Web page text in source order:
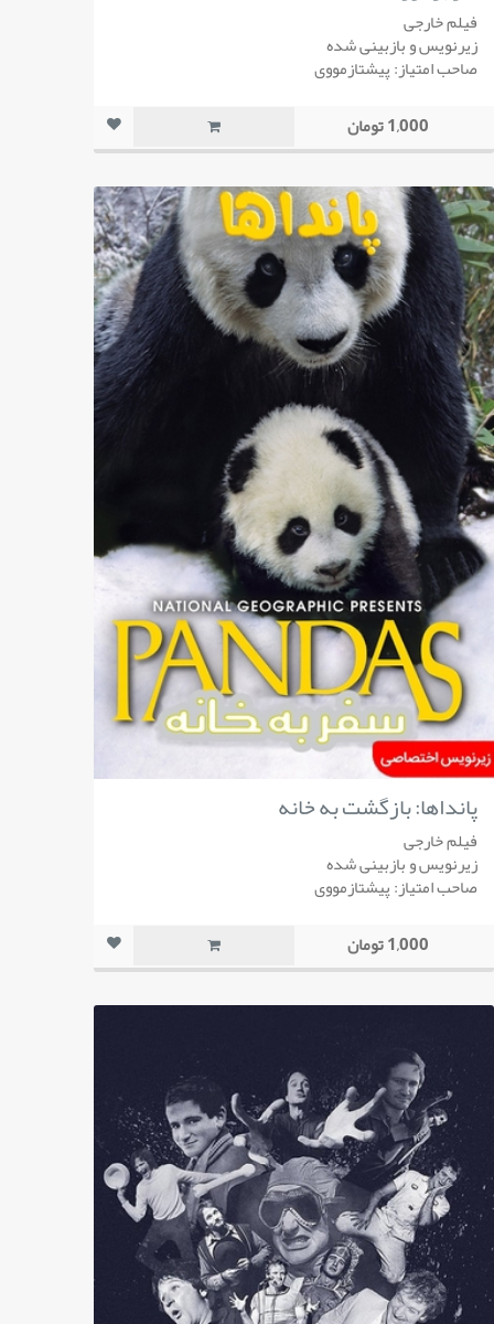
فیلم خارجی
زیرنویس و بازبینی شده
صاحب امتیاز: پیشتازمووی
1,000 تومان
پانداها: بازگشت به خانه
فیلم خارجی
زیرنویس و بازبینی شده
صاحب امتیاز: پیشتازمووی
1,000 تومان